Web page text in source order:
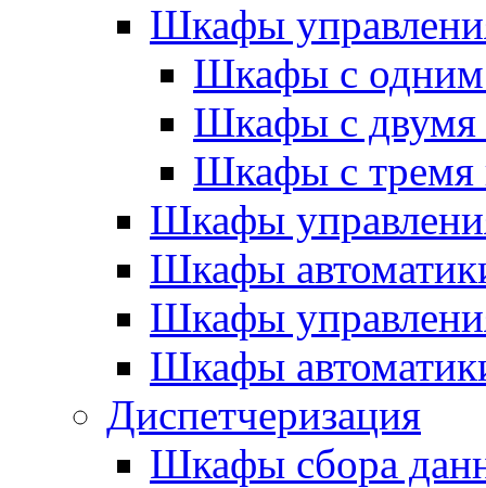
Шкафы
Шкафы с одним
Шкафы с двумя
Шкафы с тремя
Шкафы
Шкафы
Шкафы
Шкафы
Диспетчеризация
Шкафы сбора